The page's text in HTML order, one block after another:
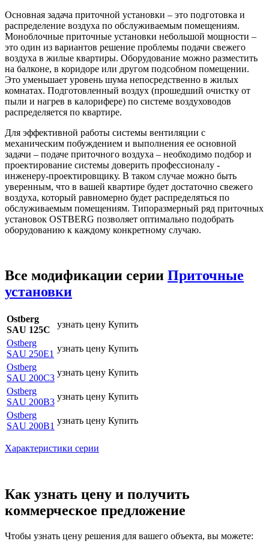
Основная задача приточной установки – это подготовка и
распределение воздуха по обслуживаемым помещениям.
Моноблочные приточные установки небольшой мощности –
это один из вариантов решение проблемы подачи свежего
воздуха в жилые квартиры. Оборудование можно разместить
на балконе, в коридоре или другом подсобном помещении.
Это уменьшает уровень шума непосредственно в жилых
комнатах. Подготовленный воздух (прошедший очистку от
пыли и нагрев в калорифере) по системе воздуховодов
распределяется по квартире.
Для эффективной работы системы вентиляции с
механическим побуждением и выполнения ее основной
задачи – подаче приточного воздуха – необходимо подбор и
проектирование системы доверить профессионалу -
инженеру-проектировщику. В таком случае можно быть
уверенным, что в вашей квартире будет достаточно свежего
воздуха, который равномерно будет распределяться по
обслуживаемым помещениям. Типоразмерный ряд приточных
установок OSTBERG позволяет оптимально подобрать
оборудованию к каждому конкретному случаю.
Все модификации серии Приточные
установки
Ostberg
SAU 125C
узнать цену Купить
Ostberg
SAU 250E1
узнать цену Купить
Ostberg
SAU 200С3
узнать цену Купить
Ostberg
SAU 200B3
узнать цену Купить
Ostberg
SAU 200B1
узнать цену Купить
Характеристики серии
Как узнать цену и получить
коммерческое предложение
Чтобы узнать цену решения для вашего объекта, вы можете: